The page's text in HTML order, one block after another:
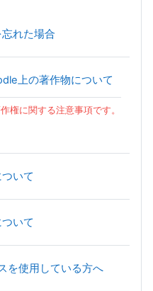
れた場合
上の著作物について
権に関する注意事項です。
いて
いて
を使用している方へページ